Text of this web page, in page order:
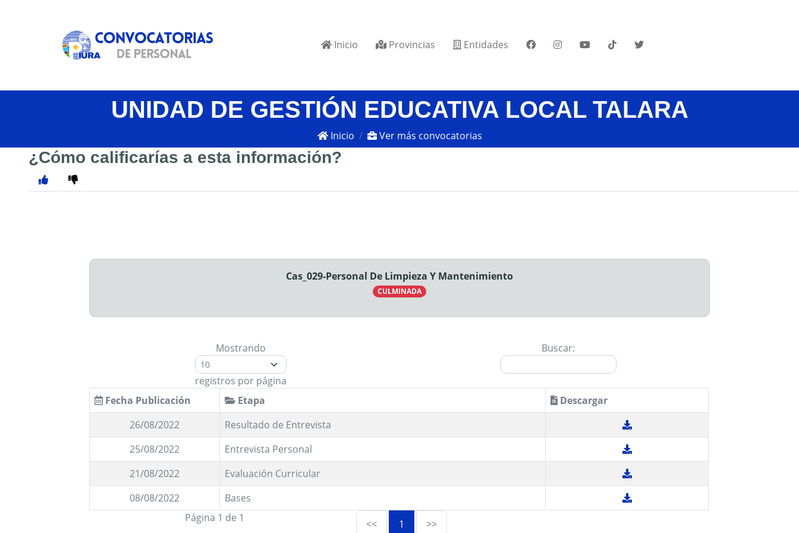
Inicio Provincias Entidades
UNIDAD DE GESTIÓN EDUCATIVA LOCAL TALARA
Inicio Ver más convocatorias
¿Cómo calificarías a esta información?
Cas_029-Personal De Limpieza Y Mantenimiento
CULMINADA
Mostrando
registros por página
Buscar:
Fecha Publicación Etapa
Descargar
26/08/2022
Resultado de Entrevista
25/08/2022
Entrevista Personal
21/08/2022
Evaluación Curricular
08/08/2022
Bases
Página 1 de 1
<< 1 >>